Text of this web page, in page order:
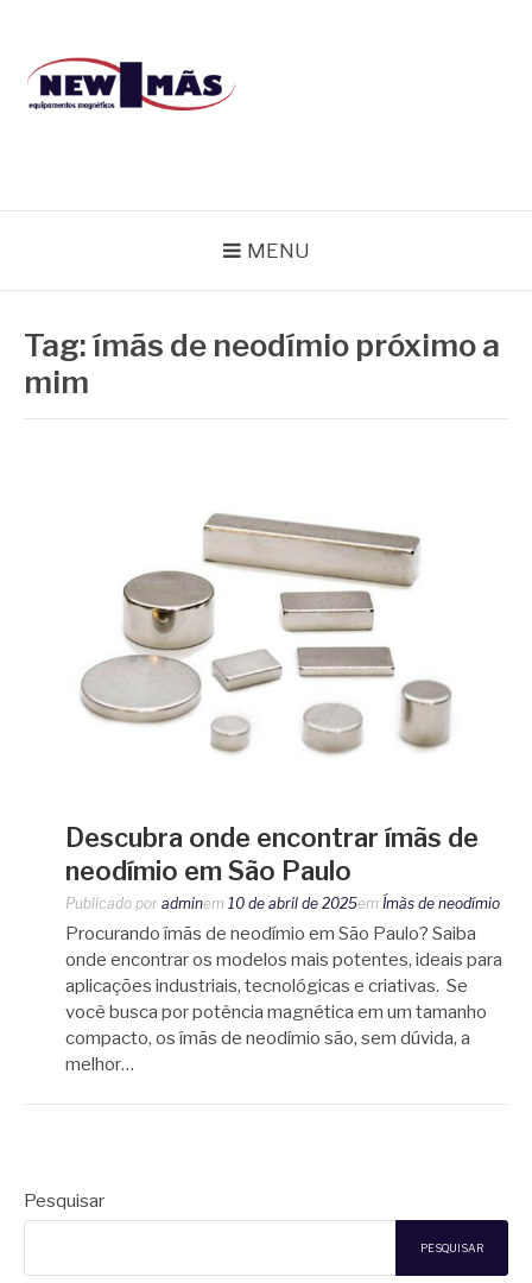
conteúdo
MENU
Tag:ímãs de neodímio próximo a
mim
Descubra onde encontrar ímãs de
neodímio em São Paulo
Publicado por adminem 10 de abril de 2025em Ímãs de neodímio
Procurando ímãs de neodímio em São Paulo? Saiba
onde encontrar os modelos mais potentes, ideais para
aplicações industriais, tecnológicas e criativas. Se
você busca por potência magnética em um tamanho
compacto, os ímãs de neodímio são, sem dúvida, a
melhor…
Pesquisar
PESQUISAR